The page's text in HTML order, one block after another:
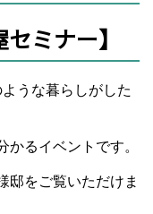
ミナー】
うな暮らしがした
るイベントです。
邸をご覧いただけま